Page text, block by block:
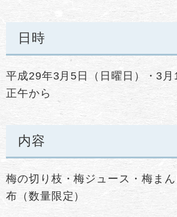
日時
平成29年3月5日（日曜日）・3月
正午から
内容
梅の切り枝・梅ジュース・梅ま
布（数量限定）